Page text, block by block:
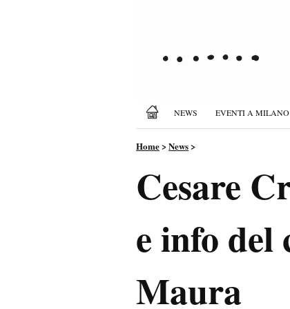
NEWS EVENTI A MILANO
Home>News>
Cesare
e info
Maura